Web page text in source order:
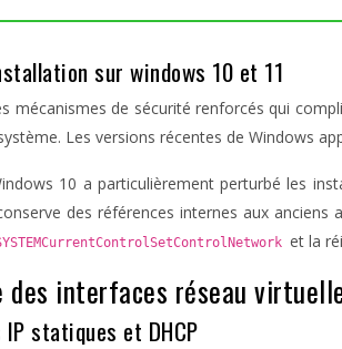
sur windows 10 et 11
mécanismes de sécurité renforcés qui
Les versions récentes de Windows
10 a particulièrement perturbé les
des références internes aux
et la
interfaces réseau
statiques et DHCP